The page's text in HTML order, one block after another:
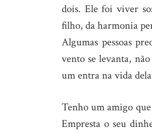
dois. Ele foi viver
filho, da harmonia
Algumas pessoas
vento se levanta,
um entra na vida
Tenho um amigo que
Empresta o seu